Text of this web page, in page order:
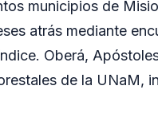
municipios de
atrás mediante
Oberá,
de la UNaM,